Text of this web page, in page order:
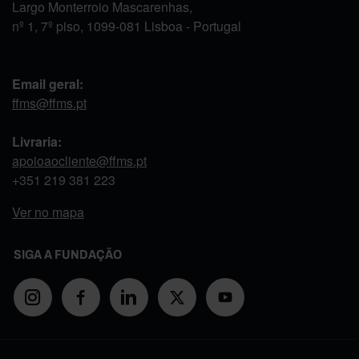
Largo Monterroio Mascarenhas,
nº 1, 7º piso, 1099-081 Lisboa - Portugal
Email geral:
ffms@ffms.pt
Livraria:
apoioaocliente@ffms.pt
+351 219 381 223
Ver no mapa
SIGA A FUNDAÇÃO